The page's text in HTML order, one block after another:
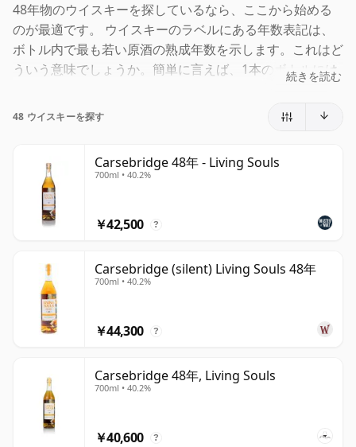
48年物のウイスキーを探しているなら、ここから始める
のが最適です。 ウイスキーのラベルにある年数表記は、
ボトル内で最も若い原酒の熟成年数を示します。これはど
ういう意味でしょうか。簡単に言えば、1本のボトルには
ります。ラベルに48年（または四十八年）と記載されて
ウイスキーは一度瓶詰めされると、ボトル内で熟成が進む
ワインとは異なり熟成が止まります。そのため四十八年物
のウイスキーは時間が止まり、いつまでも48年物のまま
続きを読む
48 ウイスキーを探す
Carsebridge 48年 - Living Souls
700ml • 40.2%
￥42,500 ?
Carsebridge (silent) Living Souls 48年
700ml • 40.2%
￥44,300 ?
Carsebridge 48年, Living Souls
700ml • 40.2%
￥40,600 ?